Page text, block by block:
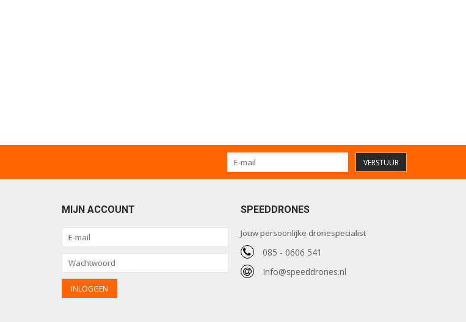
VERSTUUR
MIJN ACCOUNT SPEEDDRONES
Jouw persoonlijke dronespecialist
085 - 0606 541
Info@speeddrones.nl